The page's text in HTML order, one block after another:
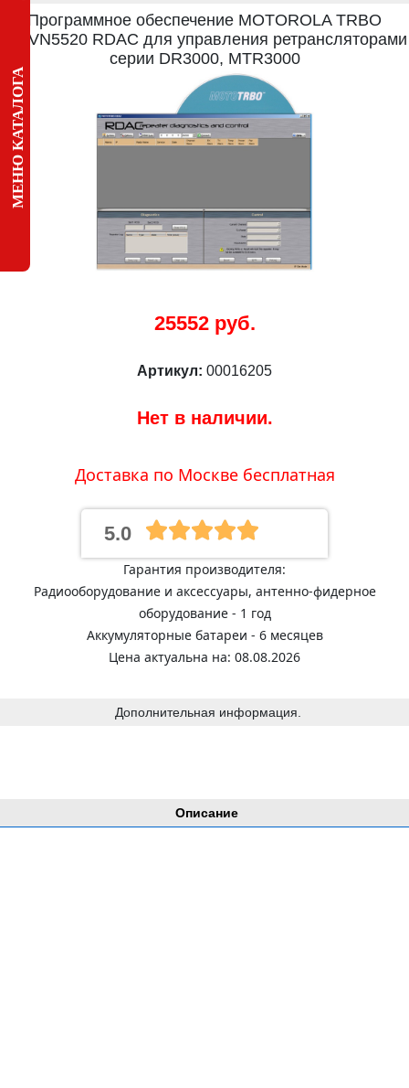
МЕНЮ КАТАЛОГА
Описание
Программное обеспечение MOTOROLA TRBO
GMVN5520 RDAC для управления ретрансляторами
серии DR3000, MTR3000
25552 руб.
Артикул: 00016205
Нет в наличии.
Доставка по Москве бесплатная
5.0
Гарантия производителя:
Радиооборудование и аксессуары, антенно-фидерное
оборудование - 1 год
Аккумуляторные батареи - 6 месяцев
Цена актуальна на: 08.08.2026
Дополнительная информация.